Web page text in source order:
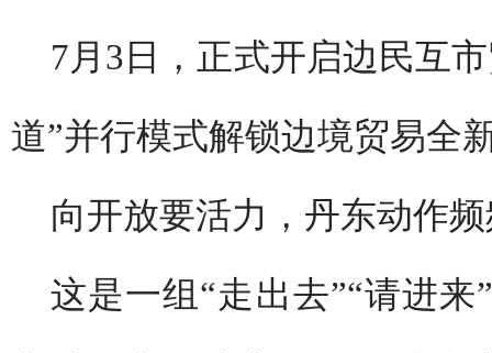
7月3日，正式开启边民互
道”并行模式解锁边境贸易
向开放要活力，丹东动作
这是一组“走出去”“请进